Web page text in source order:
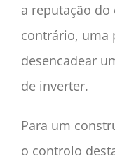
a reputação do
contrário, uma
desencadear
de inverter.
Para um
o controlo